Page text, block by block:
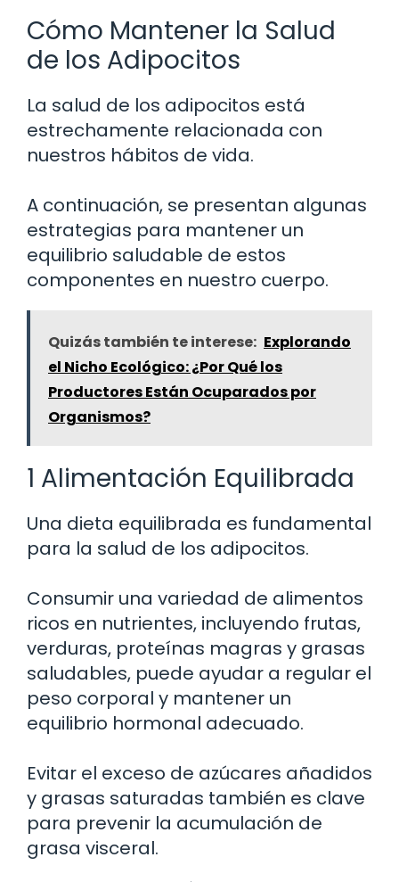
Cómo Mantener la Salud
de los Adipocitos
La salud de los adipocitos está
estrechamente relacionada con
nuestros hábitos de vida.
A continuación, se presentan algunas
estrategias para mantener un
equilibrio saludable de estos
componentes en nuestro cuerpo.
Quizás también te interese: Explorando
el Nicho Ecológico: ¿Por Qué los
Productores Están Ocuparados por
Organismos?
1 Alimentación Equilibrada
Una dieta equilibrada es fundamental
para la salud de los adipocitos.
Consumir una variedad de alimentos
ricos en nutrientes, incluyendo frutas,
verduras, proteínas magras y grasas
saludables, puede ayudar a regular el
peso corporal y mantener un
equilibrio hormonal adecuado.
Evitar el exceso de azúcares añadidos
y grasas saturadas también es clave
para prevenir la acumulación de
grasa visceral.